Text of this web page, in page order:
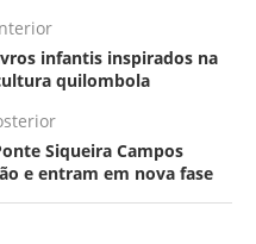
infantis inspirados na
quilombola
Siqueira Campos
e entram em nova fase